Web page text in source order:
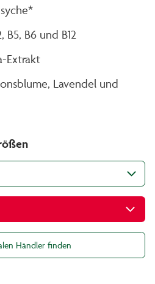
B5, B6 und B12
Extrakt
Lavendel und
Händler finden